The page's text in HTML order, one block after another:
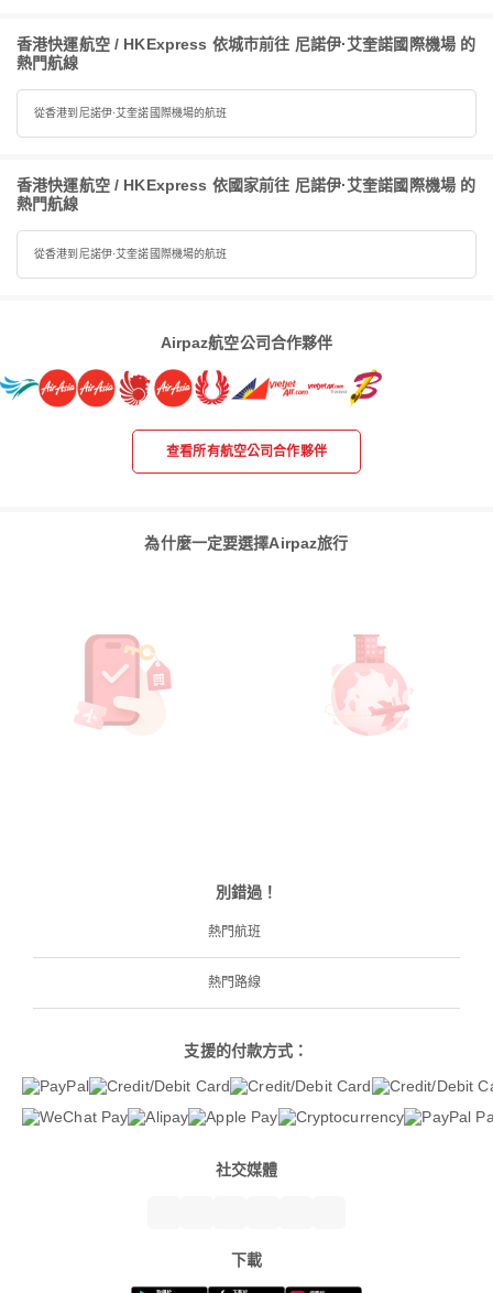
香港快運航空 / HKExpress 依城市前往 尼諾伊·艾奎諾國際機場 的
熱門航線
從香港到尼諾伊·艾奎諾國際機場的航班
香港快運航空 / HKExpress 依國家前往 尼諾伊·艾奎諾國際機場 的
熱門航線
從香港到尼諾伊·艾奎諾國際機場的航班
Airpaz航空公司合作夥伴
查看所有航空公司合作夥伴
為什麼一定要選擇Airpaz旅行
別錯過！
熱門航班
熱門路線
支援的付款方式：
社交媒體
下載